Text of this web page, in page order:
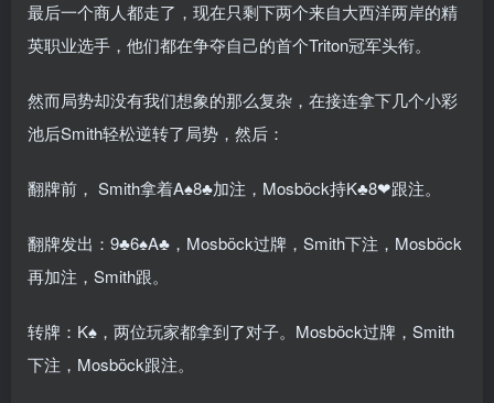
最后一个商人都走了，现在只剩下两个来自大西洋两岸的精
英职业选手，他们都在争夺自己的首个Triton冠军头衔。
然而局势却没有我们想象的那么复杂，在接连拿下几个小彩
池后Smith轻松逆转了局势，然后：
翻牌前， Smith拿着A♠8♣加注，Mosböck持K♣8❤跟注。
翻牌发出：9♣6♠A♣，Mosböck过牌，Smith下注，Mosböck
再加注，Smith跟。
转牌：K♠，两位玩家都拿到了对子。Mosböck过牌，Smith
下注，Mosböck跟注。